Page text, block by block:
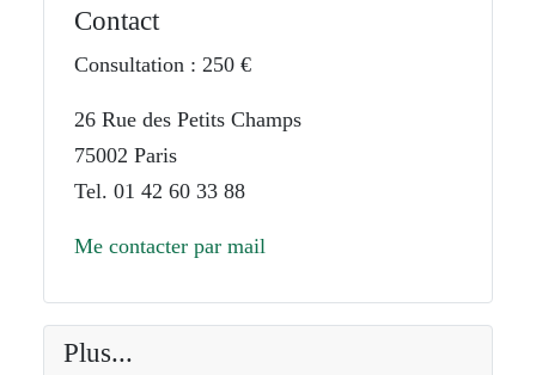
Contact
Consultation : 250 €
26 Rue des Petits Champs
75002 Paris
Tel. 01 42 60 33 88
Me contacter par mail
Plus...